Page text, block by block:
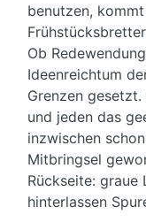
benutzen,
Ob
Ideenreichtum
Grenzen
und jeden das
inzwischen
Mitbringsel
Rückseite: graue
hinterlassen